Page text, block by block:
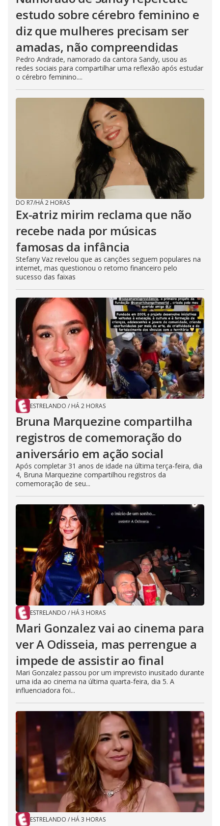
estudo sobre cérebro feminino e
diz que mulheres precisam ser
amadas, não compreendidas
Pedro Andrade, namorado da cantora Sandy, usou as
redes sociais para compartilhar uma reflexão após estudar
o cérebro feminino....
DO R7/HÁ 2 HORAS
Ex-atriz mirim reclama que não
recebe nada por músicas
famosas da infância
Stefany Vaz revelou que as canções seguem populares na
internet, mas questionou o retorno financeiro pelo
sucesso das faixas
ESTRELANDO / HÁ 2 HORAS
Bruna Marquezine compartilha
registros de comemoração do
aniversário em ação social
Após completar 31 anos de idade na última terça-feira, dia
4, Bruna Marquezine compartilhou registros da
comemoração de seu...
ESTRELANDO / HÁ 3 HORAS
Mari Gonzalez vai ao cinema para
ver A Odisseia, mas perrengue a
impede de assistir ao final
Mari Gonzalez passou por um imprevisto inusitado durante
uma ida ao cinema na última quarta-feira, dia 5. A
influenciadora foi...
ESTRELANDO / HÁ 3 HORAS